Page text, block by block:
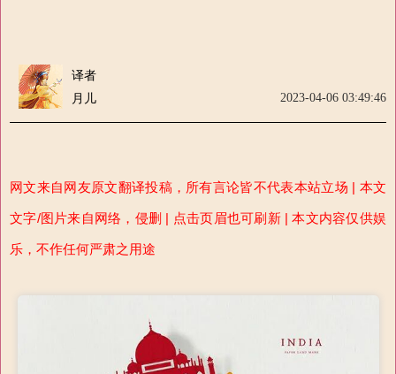
译者
月儿
2023-04-06 03:49:46
网文来自网友原文翻译投稿，所有言论皆不代表本站立场 | 本文
文字/图片来自网络，侵删 | 点击页眉也可刷新 | 本文内容仅供娱
乐，不作任何严肃之用途